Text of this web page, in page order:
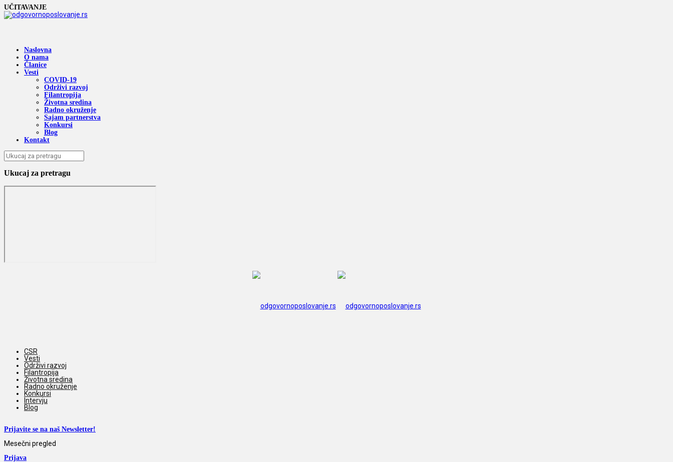
UČITAVANJE
Naslovna
O nama
Članice
Vesti
COVID-19
Održivi razvoj
Filantropija
Životna sredina
Radno okruženje
Sajam partnerstva
Konkursi
Blog
Kontakt
Ukucaj za pretragu
CSR
Vesti
Održivi razvoj
Filantropija
Životna sredina
Radno okruženje
Konkursi
Intervju
Blog
Prijavite se na naš Newsletter!
Mesečni pregled
Prijava